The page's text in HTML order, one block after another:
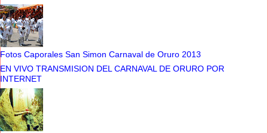
Fotos Caporales San Simon Carnaval de Oruro 2013
EN VIVO TRANSMISION DEL CARNAVAL DE ORURO POR
INTERNET